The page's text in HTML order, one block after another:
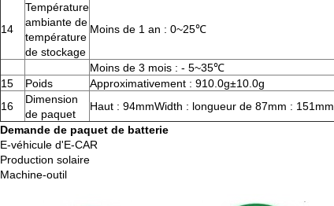
14
Température
ambiante de
température
de stockage
Moins de 1 an : 0~25℃
Moins de 3 mois : - 5~35℃
15
Poids
Approximativement : 910.0g±10.0g
16
Dimension
de paquet
Haut : 94mmWidth : longueur de 87mm : 151mm
Demande de paquet de batterie
E-véhicule d'E-CAR
Production solaire
Machine-outil